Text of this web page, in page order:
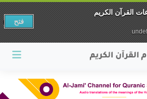
القرآن الكريم
فتح